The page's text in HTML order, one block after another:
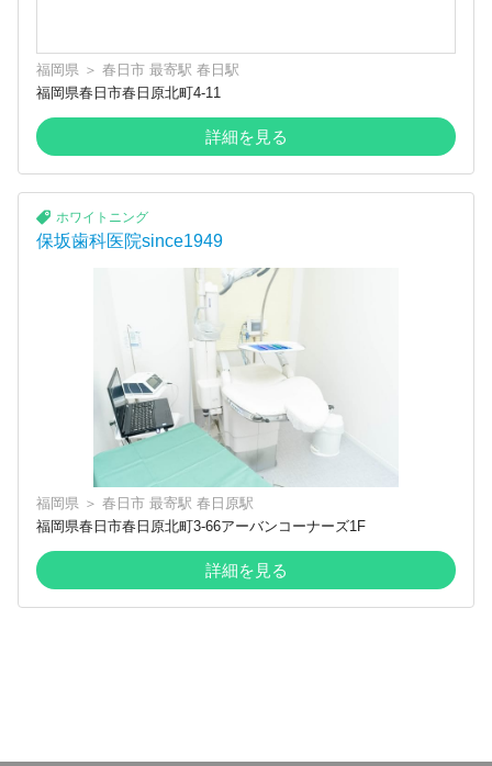
福岡県 ＞ 春日市 最寄駅 春日駅
福岡県春日市春日原北町4-11
詳細を見る
ホワイトニング
保坂歯科医院since1949
福岡県 ＞ 春日市 最寄駅 春日原駅
福岡県春日市春日原北町3-66アーバンコーナーズ1F
詳細を見る